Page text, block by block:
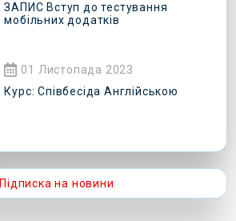
ЗАПИС Вступ до тестування
мобільних додатків
01 Листопада 2023
Курс: Співбесіда Англійською
Підписка на новини